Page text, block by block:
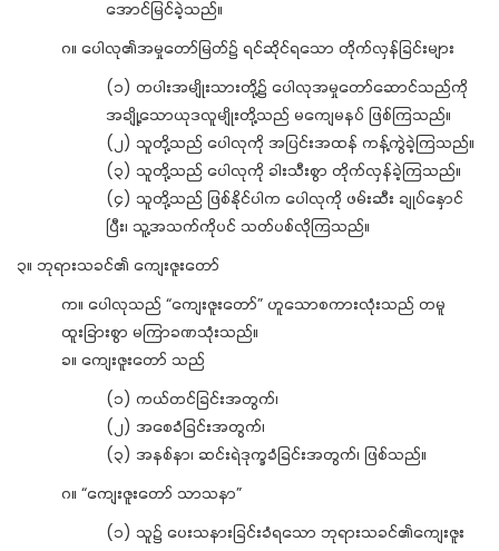
အောင်မြင်ခဲ့သည်။
ဂ။ ပေါလု၏အမှုတော်မြတ်၌ ရင်ဆိုင်ရသော တိုက်လှန်ခြင်းများ
(၁) တပါးအမျိုးသားတို့၌ ပေါလုအမှုတော်ဆောင်သည်ကို
အချို့သောယုဒလူမျိုးတို့သည် မကျေမနပ် ဖြစ်ကြသည်။
(၂) သူတို့သည် ပေါလုကို အပြင်းအထန် ကန့်ကွဲခဲ့ကြသည်။
(၃) သူတို့သည် ပေါလုကို ခါးသီးစွာ တိုက်လှန်ခဲ့ကြသည်။
(၄) သူတို့သည် ဖြစ်နိုင်ပါက ပေါလုကို ဖမ်းဆီး ချုပ်နှောင်
ပြီး၊ သူ့အသက်ကိုပင် သတ်ပစ်လိုကြသည်။
၃။ ဘုရားသခင်၏ ကျေးဇူးတော်
က။ ပေါလုသည် “ကျေးဇူးတော်” ဟူသောစကားလုံးသည် တမူ
ထူးခြားစွာ မကြာခဏသုံးသည်။
ခ။ ကျေးဇူးတော် သည်
(၁) ကယ်တင်ခြင်းအတွက်၊
(၂) အစေခံခြင်းအတွက်၊
(၃) အနစ်နာ၊ ဆင်းရဲဒုက္ခခံခြင်းအတွက်၊ ဖြစ်သည်။
ဂ။ “ကျေးဇူးတော် သာသနာ”
(၁) သူ၌ ပေးသနားခြင်းခံရသော ဘုရားသခင်၏ကျေးဇူး